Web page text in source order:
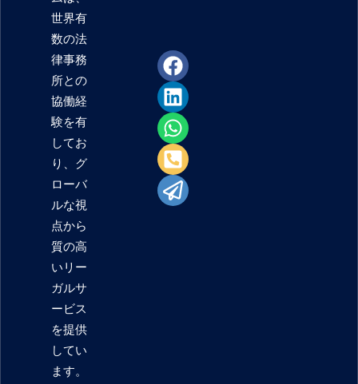
世界有
数の法
律事務
所との
協働経
験を有
してお
り、グ
ローバ
ルな視
点から
質の高
いリー
ガルサ
ービス
を提供
してい
ます。
F
a
c
e
b
o
o
k
L
i
n
k
e
d
i
n
W
h
a
t
s
a
p
p
P
h
o
n
e
-
s
q
P
a
p
e
r
-
p
l